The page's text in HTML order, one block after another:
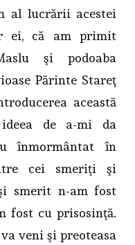
al lucrării acestei
ei, că am primit
şi podoaba
Părinte Stareţ
această
de a-mi da
înmormântat în
cei smeriţi şi
smerit n-am fost
fost cu prisosinţă.
veni şi preoteasa